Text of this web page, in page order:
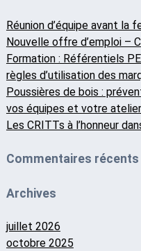
Réunion d’équipe avant la
Nouvelle offre d’emploi –
Formation : Référentiels
règles d’utilisation des
Poussières de bois :
vos équipes et votre atelier
Les CRITTs à l’honneur
Commentaires récents
Archives
juillet 2026
octobre 2025